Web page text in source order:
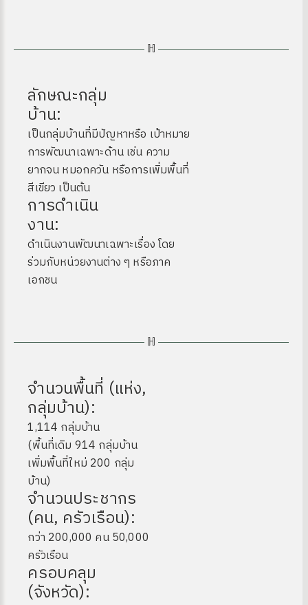
ลักษณะกลุ่ม
บ้าน:
เป็นกลุ่มบ้านที่มีปัญหาหรือ เป้าหมาย
การพัฒนาเฉพาะด้าน เช่น ความ
ยากจน หมอกควัน หรือการเพิ่มพื้นที่
สีเขียว เป็นต้น
การดำเนิน
งาน:
ดําเนินงานพัฒนาเฉพาะเรื่อง โดย
ร่วมกับหน่วยงานต่าง ๆ หรือภาค
เอกชน
จำนวนพื้นที่ (แห่ง,
กลุ่มบ้าน):
1,114 กลุ่มบ้าน
(พื้นที่เดิม 914 กลุ่มบ้าน
เพิ่มพื้นที่ใหม่ 200 กลุ่ม
บ้าน)
จำนวนประชากร
(คน, ครัวเรือน):
กว่า 200,000 คน 50,000
ครัวเรือน
ครอบคลุม
(จังหวัด):